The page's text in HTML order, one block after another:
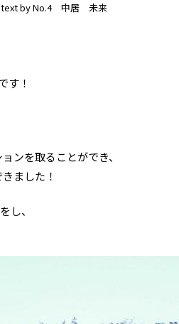
text by No.4 中居 未来
す！
ンを取ることができ、
ました！
し、